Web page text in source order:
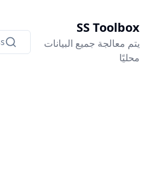
SS Toolbox
يتم معالجة جميع البيانات
محليًا